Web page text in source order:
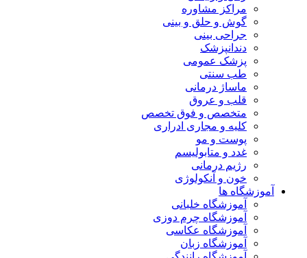
مراکز مشاوره
گوش و حلق و بینی
جراحی بینی
دندانپزشک
پزشک عمومی
طب سنتی
ماساژ درمانی
قلب و عروق
متخصص و فوق تخصص
کلیه و مجاری ادراری
پوست و مو
غدد و متابولیسم
رژیم درمانی
خون و آنکولوژی
آموزشگاه ها
آموزشگاه خلبانی
آموزشگاه چرم دوزی
آموزشگاه عکاسی
آموزشگاه زبان